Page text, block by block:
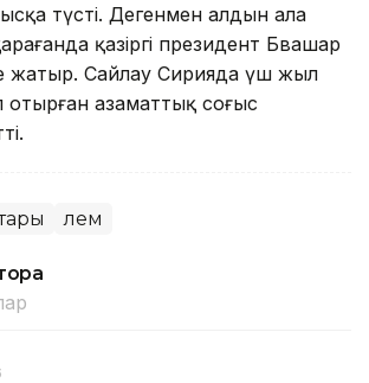
түсті. Дегенмен алдын ала
қазіргі президент Бвашар
жатыр. Сайлау Сирияда үш жыл
азаматтық соғыс
Әлем